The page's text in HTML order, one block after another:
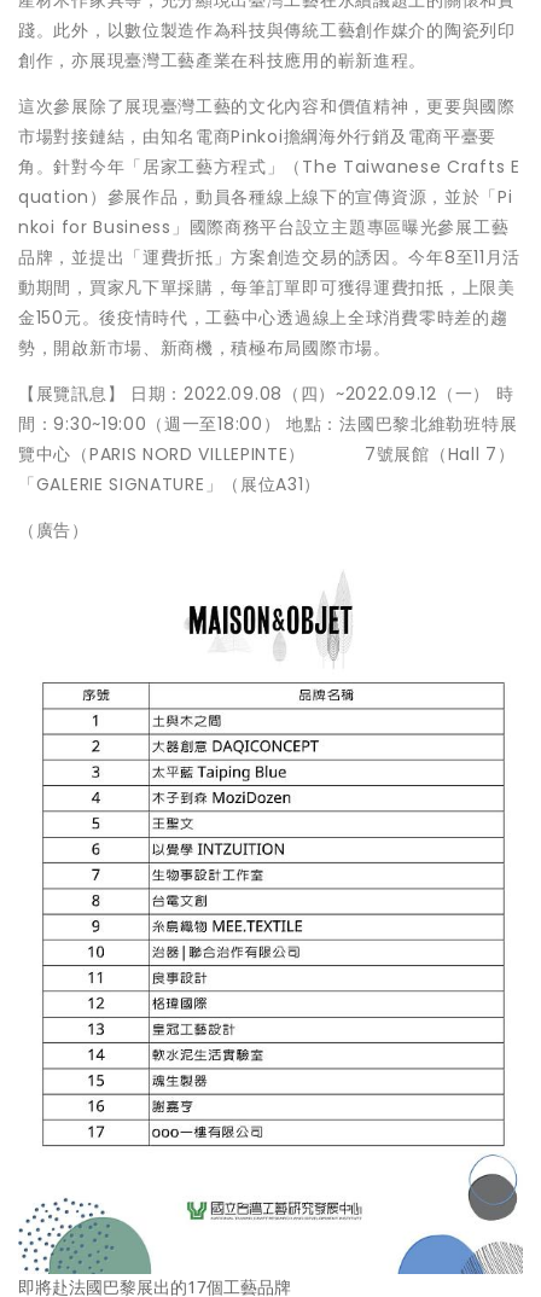
踐。此外，以數位製造作為科技與傳統工藝創作媒介的陶瓷列印
創作，亦展現臺灣工藝產業在科技應用的嶄新進程。
這次參展除了展現臺灣工藝的文化內容和價值精神，更要與國際
市場對接鏈結，由知名電商Pinkoi擔綱海外行銷及電商平臺要
角。針對今年「居家工藝方程式」（The Taiwanese Crafts E
quation）參展作品，動員各種線上線下的宣傳資源，並於「Pi
nkoi for Business」國際商務平台設立主題專區曝光參展工藝
品牌，並提出「運費折抵」方案創造交易的誘因。今年8至11月活
動期間，買家凡下單採購，每筆訂單即可獲得運費扣抵，上限美
金150元。後疫情時代，工藝中心透過線上全球消費零時差的趨
勢，開啟新市場、新商機，積極布局國際市場。
【展覽訊息】 日期：2022.09.08（四）~2022.09.12（一） 時
間：9:30~19:00（週一至18:00） 地點：法國巴黎北維勒班特展
覽中心（PARIS NORD VILLEPINTE） 7號展館（Hall 7）
「GALERIE SIGNATURE」（展位A31）
（廣告）
即將赴法國巴黎展出的17個工藝品牌